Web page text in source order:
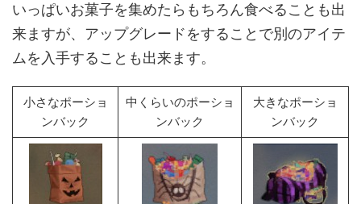
いっぱいお菓子を集めたらもちろん食べることも出
来ますが、アップグレードをすることで別のアイテ
ムを入手することも出来ます。
小さなポーショ
ンバック
中くらいのポーショ
ンバック
大きなポーショ
ンバック